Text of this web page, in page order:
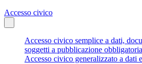
Accesso civico
Accesso civico semplice a dati,
soggetti a pubblicazione obbligatoria
Accesso civico generalizzato a dati